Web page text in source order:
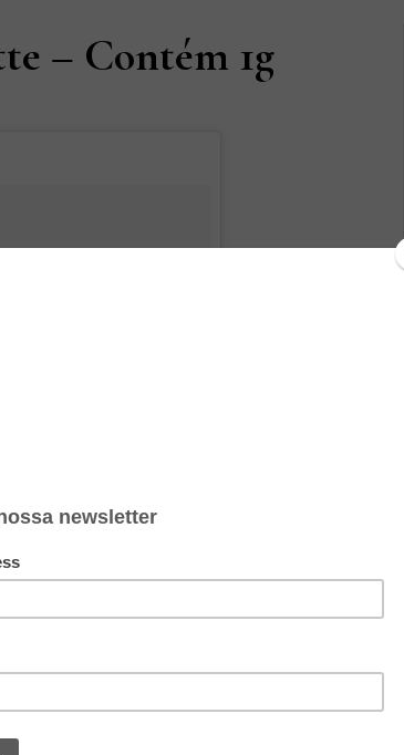
– Contém 1g